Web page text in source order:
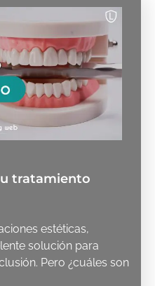
tratamiento
estéticas,
solución para
Pero ¿cuáles son